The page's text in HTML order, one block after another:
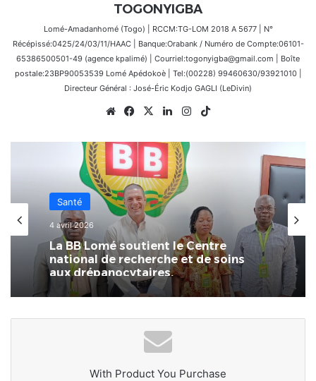
TOGONYIGBA
Lomé-Amadanhomé (Togo) | RCCM:TG-LOM 2018 A 5677 | N°
Récépissé:0425/24/03/11/HAAC | Banque:Orabank / Numéro de Compte:06101-
65386500501-49 (agence kpalimé) | Courriel:togonyigba@gmail.com | Boîte
postale:23BP90053539 Lomé Apédokoè | Tel:(00228) 99460630/93921010 |
Directeur Général : José-Éric Kodjo GAGLI (LeDivin)
WebsiteFacebook
X LinkedinInstagram
Santé
4 avril 2026
La BB Lomé soutient le Centre
national de recherche et de soins
aux drépanocytaires.
With Product You Purchase